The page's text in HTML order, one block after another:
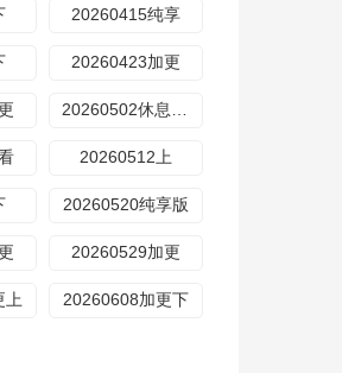
20260415纯享
20260423加更
20260512上
20260520纯享版
20260529加更
上 20260608加更下